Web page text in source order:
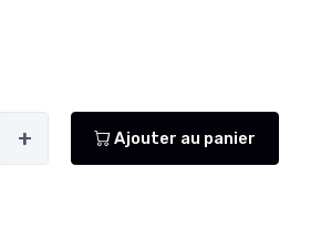
+ Ajouter au panier